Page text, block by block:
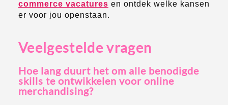
commerce vacatures en ontdek welke kansen
er voor jou openstaan.
Veelgestelde vragen
Hoe lang duurt het om alle benodigde
skills te ontwikkelen voor online
merchandising?